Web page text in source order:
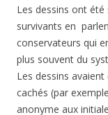
Les dessins ont
survivants en
conservateurs qui
plus souvent du
Les dessins
cachés (par
anonyme aux